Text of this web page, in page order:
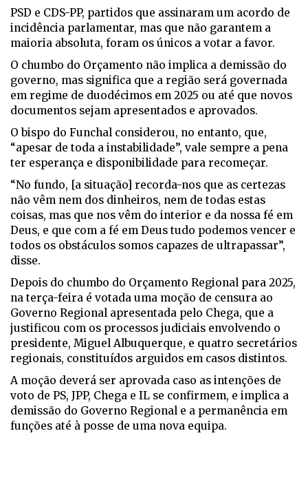
PSD e CDS-PP, partidos que assinaram um acordo de
incidência parlamentar, mas que não garantem a
maioria absoluta, foram os únicos a votar a favor.
O chumbo do Orçamento não implica a demissão do
governo, mas significa que a região será governada
em regime de duodécimos em 2025 ou até que novos
documentos sejam apresentados e aprovados.
O bispo do Funchal considerou, no entanto, que,
“apesar de toda a instabilidade”, vale sempre a pena
ter esperança e disponibilidade para recomeçar.
“No fundo, [a situação] recorda-nos que as certezas
não vêm nem dos dinheiros, nem de todas estas
coisas, mas que nos vêm do interior e da nossa fé em
Deus, e que com a fé em Deus tudo podemos vencer e
todos os obstáculos somos capazes de ultrapassar”,
disse.
Depois do chumbo do Orçamento Regional para 2025,
na terça-feira é votada uma moção de censura ao
Governo Regional apresentada pelo Chega, que a
justificou com os processos judiciais envolvendo o
presidente, Miguel Albuquerque, e quatro secretários
regionais, constituídos arguidos em casos distintos.
A moção deverá ser aprovada caso as intenções de
voto de PS, JPP, Chega e IL se confirmem, e implica a
demissão do Governo Regional e a permanência em
funções até à posse de uma nova equipa.